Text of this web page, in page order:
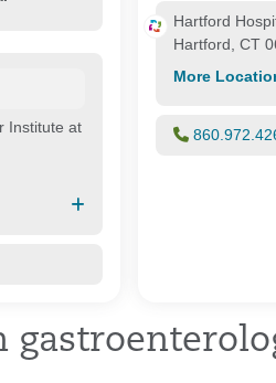
Institute at
Hartford
Hartford, CT
More